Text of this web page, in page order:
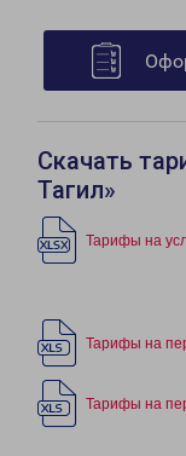
Скачать
Тагил»
Тарифы на
Тарифы на
Тарифы на